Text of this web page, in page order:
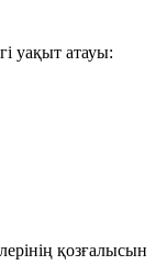
уақыт атауы:
қозғалысын